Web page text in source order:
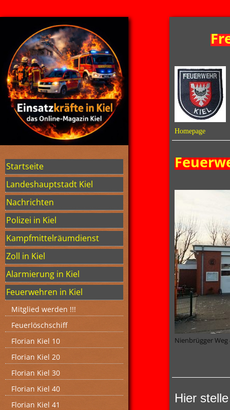
Startseite
Landeshauptstadt Kiel
Nachrichten
Polizei in Kiel
Kampfmittelräumdienst
Zoll in Kiel
Alarmierung in Kiel
Feuerwehren in Kiel
Mitglied werden !!!
Feuerlöschschiff
Florian Kiel 10
Florian Kiel 20
Florian Kiel 30
Florian Kiel 40
Florian Kiel 41
Homepage
Nienbrügger Weg
Hier